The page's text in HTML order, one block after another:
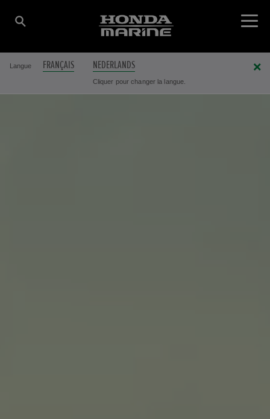
Langue FRANÇAIS NEDERLANDS
Cliquer pour changer la langue.